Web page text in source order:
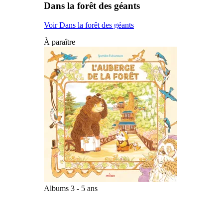
Dans la forêt des géants
Voir Dans la forêt des géants
À paraître
Albums 3 - 5 ans